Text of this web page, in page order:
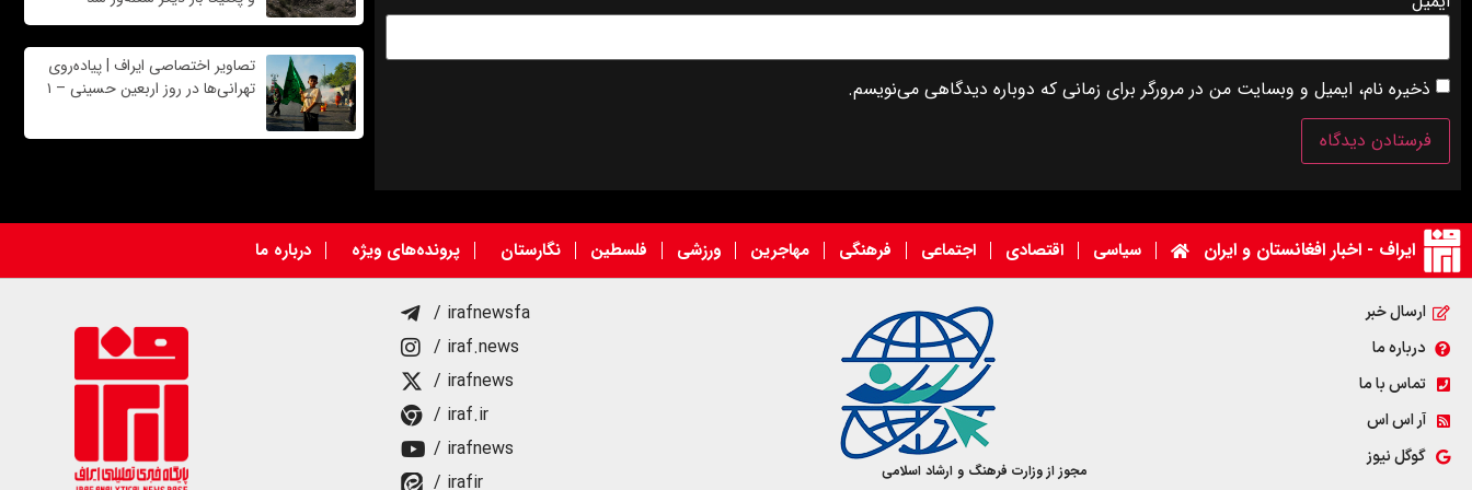
ذخیره نام، ایمیل و وبسایت من در مرورگر برای زمانی که دوباره دیدگاهی می‌نویسم.
تصاویر اختصاصی ایراف | پیاده‌روی
تهرانی‌ها در روز اربعین حسینی – ۱
ایراف - اخبار افغانستان و ایران سیاسی اقتصادی اجتماعی فرهنگی مهاجرین ورزشی فلسطین نگارستان پرونده‌های ویژه درباره ما
ارسال خبر
درباره ما
تماس با ما
آر اس اس
گوگل نیوز
مجوز از وزارت فرهنگ و ارشاد اسلامی
/ irafnewsfa
/ iraf.news
/ irafnews
/ iraf.ir
/ irafnews
/ irafir